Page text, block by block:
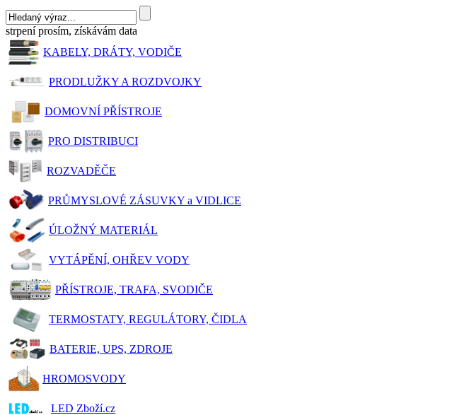
strpení prosím, získávám data
KABELY, DRÁTY, VODIČE
PRODLUŽKY A ROZDVOJKY
DOMOVNÍ PŘÍSTROJE
PRO DISTRIBUCI
ROZVADĚČE
PRŮMYSLOVÉ ZÁSUVKY a VIDLICE
ÚLOŽNÝ MATERIÁL
VYTÁPĚNÍ, OHŘEV VODY
PŘÍSTROJE, TRAFA, SVODIČE
TERMOSTATY, REGULÁTORY, ČIDLA
BATERIE, UPS, ZDROJE
HROMOSVODY
LED Zboží.cz